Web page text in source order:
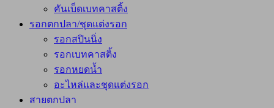
คันเบ็ดเบทคาสติ้ง
รอกตกปลา/ชุดแต่งรอก
รอกสปินนิ่ง
รอกเบทคาสติ้ง
รอกหยดน้ำ
อะไหล่และชุดแต่งรอก
สายตกปลา